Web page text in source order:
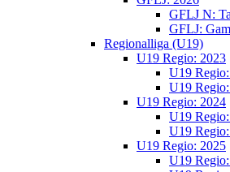
GFLJ N:
GFLJ:
Regionalliga (U19)
U19 Regio: 2023
U19
U19
U19 Regio: 2024
U19
U19
U19 Regio: 2025
U19